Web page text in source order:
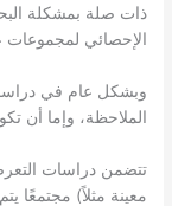
ذات صلة بمشكلة
الإحصائي لمجموعات
وبشكل عام في
الملاحظة، وإما أن
تتضمن دراسات
معينة مثلاً) مجتمعًا